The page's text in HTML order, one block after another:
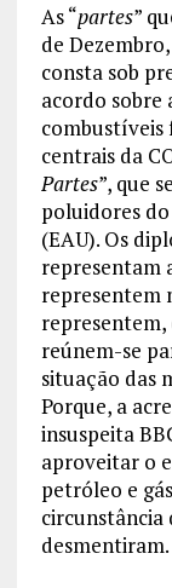
As “partes”
de
consta sob
acordo sobre
combustíveis
centrais da
Partes”, que
poluidores
(EAU). Os
representam
representem
representem,
reúnem-se
situação das
Porque, a
insuspeita
aproveitar o
petróleo e
circunstância
desmentiram.